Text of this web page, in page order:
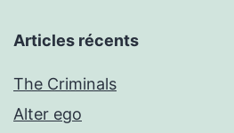
Articles récents
The Criminals
Alter ego